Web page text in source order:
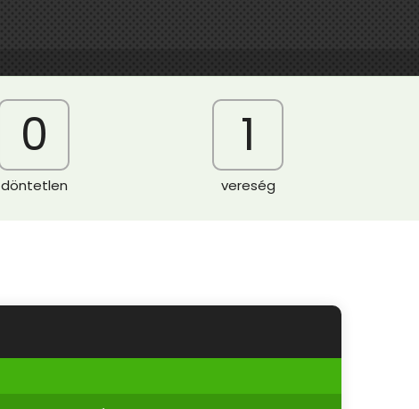
0
döntetlen
1
vereség